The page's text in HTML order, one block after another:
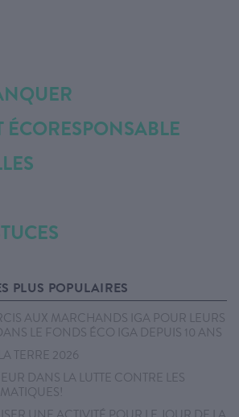
PLUS POPULAIRES
AUX MARCHANDS IGA POUR LEURS
LE FONDS ÉCO IGA DEPUIS 10 ANS
TERRE 2026
DANS LA LUTTE CONTRE LES